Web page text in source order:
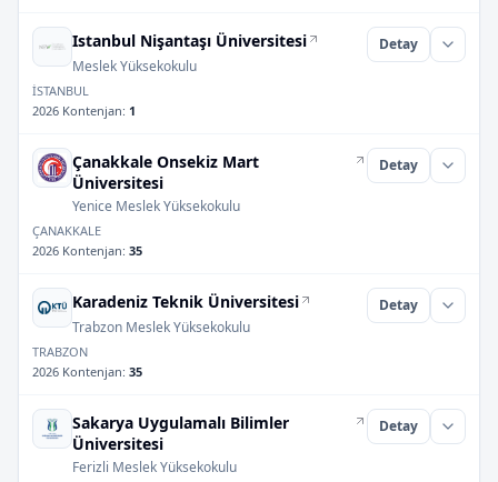
Istanbul Nişantaşı Üniversitesi
Meslek Yüksekokulu
Detay
İSTANBUL
2026 Kontenjan: 1
Çanakkale Onsekiz Mart
Üniversitesi
Yenice Meslek Yüksekokulu
Detay
ÇANAKKALE
2026 Kontenjan: 35
Karadeniz Teknik Üniversitesi
Trabzon Meslek Yüksekokulu
Detay
TRABZON
2026 Kontenjan: 35
Sakarya Uygulamalı Bilimler
Üniversitesi
Ferizli Meslek Yüksekokulu
Detay